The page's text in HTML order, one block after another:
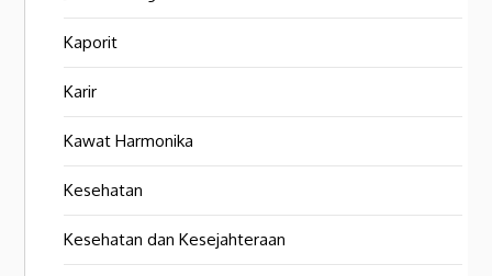
Kaporit
Karir
Kawat Harmonika
Kesehatan
Kesehatan dan Kesejahteraan